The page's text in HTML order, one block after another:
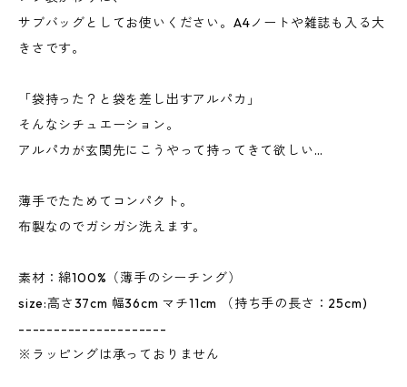
サブバッグとしてお使いください。A4ノートや雑誌も入る大
きさです。
「袋持った？と袋を差し出すアルパカ」
そんなシチュエーション。
アルパカが玄関先にこうやって持ってきて欲しい…
薄手でたためてコンパクト。
布製なのでガシガシ洗えます。
素材：綿100%（薄手のシーチング）
size:高さ37cm 幅36cm マチ11cm （持ち手の長さ：25cm)
---------------------
※ラッピングは承っておりません